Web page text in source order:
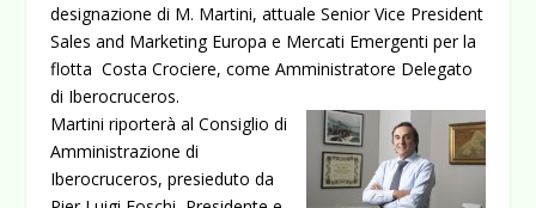
designazione di M. Martini, attuale Senior Vice President
Sales and Marketing Europa e Mercati Emergenti per la
flotta Costa Crociere, come Amministratore Delegato
di Iberocruceros.
Martini riporterà al Consiglio di
Amministrazione di
Iberocruceros, presieduto da